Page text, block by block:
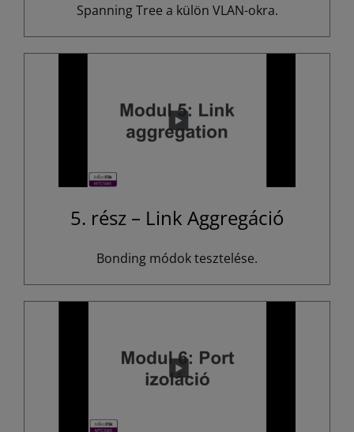
Spanning Tree a külön VLAN-okra.
5. rész – Link Aggregáció
Bonding módok tesztelése.